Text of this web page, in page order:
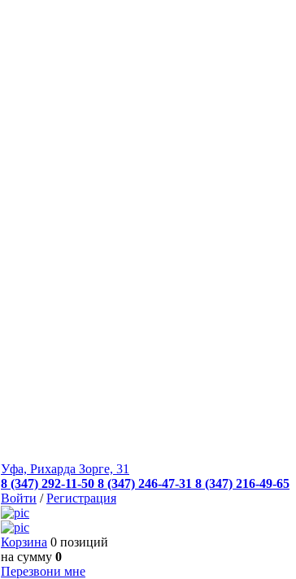
Уфа, Рихарда Зорге, 31
8 (347) 292-11-50 8 (347) 246-47-31 8 (347) 216-49-65
Войти /Регистрация
Корзина 0 позиций
на сумму 0
Перезвони мне